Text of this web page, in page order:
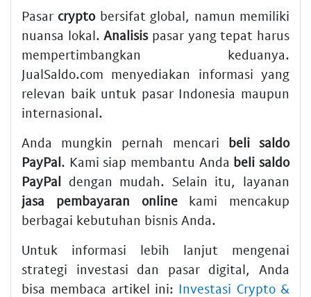
Pasar cryptobersifat global, namun memiliki
nuansa lokal.Analisispasar yang tepat harus
mempertimbangkan keduanya.
JualSaldo.com menyediakan informasi yang
relevan baik untuk pasar Indonesia maupun
internasional.
Anda mungkin pernah mencari beli saldo
PayPal. Kami siap membantu Anda beli saldo
PayPal dengan mudah. Selain itu, layanan
jasa pembayaran onlinekami mencakup
berbagai kebutuhan bisnis Anda.
Untuk informasi lebih lanjut mengenai
strategi investasi dan pasar digital, Anda
bisa membaca artikel ini: Investasi Crypto &